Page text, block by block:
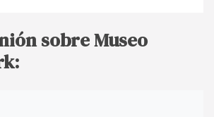
sobre Museo